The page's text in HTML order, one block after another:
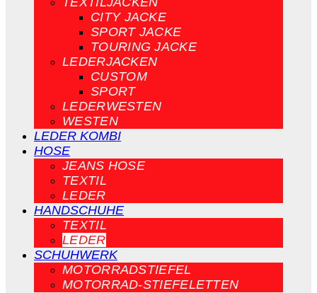
CITY JACKE
SPORT JACKE
TOURING JACKE
LEDERJACKEN
CUSTOM
SPORT
LEDERWESTEN
WESTEN
LEDER KOMBI
HOSE
JEANS HOSE
TEXTIL
LEDER
HANDSCHUHE
TEXTIL
LEDER
SCHUHWERK
MOTORRADSTIEFEL
MOTORRAD-STIEFELETTEN